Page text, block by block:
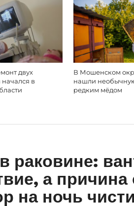
двух
в
В Мошенском
нашли
редким мёдом
раковине:
а причина
на ночь